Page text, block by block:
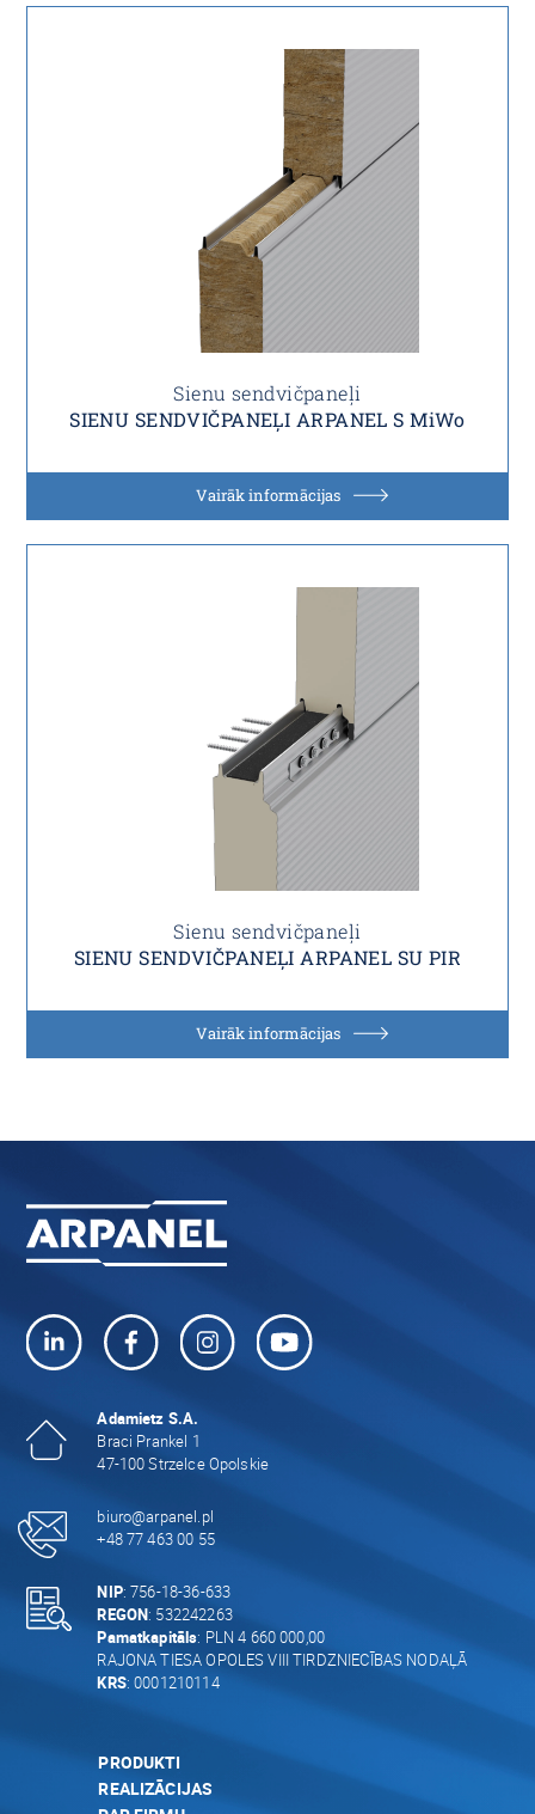
Sienu sendvičpaneļi
SIENU SENDVIČPANEĻI ARPANEL S MiWo
Vairāk informācijas
Sienu sendvičpaneļi
SIENU SENDVIČPANEĻI ARPANEL SU PIR
Vairāk informācijas
Adamietz S.A.
Braci Prankel 1
47-100 Strzelce Opolskie
biuro@arpanel.pl
+48 77 463 00 55
NIP: 756-18-36-633
REGON: 532242263
Pamatkapitāls: PLN 4 660 000,00
RAJONA TIESA OPOLES VIII TIRDZNIECĪBAS NODAĻĀ
KRS: 0001210114
PRODUKTI
REALIZĀCIJAS